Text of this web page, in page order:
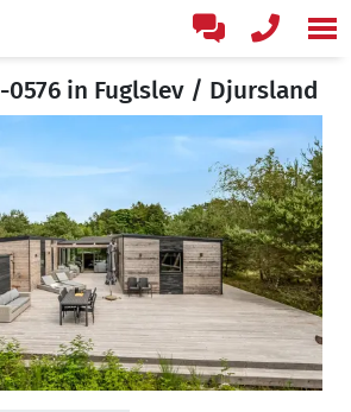
0576 in Fuglslev / Djursland